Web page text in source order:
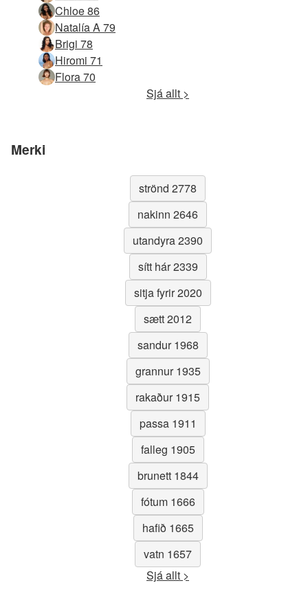
Chloe 86
Natalía A 79
Brigi 78
Hiromi 71
Flora 70
Sjá allt >
Merki
strönd 2778
nakinn 2646
utandyra 2390
sítt hár 2339
sitja fyrir 2020
sætt 2012
sandur 1968
grannur 1935
rakaður 1915
passa 1911
falleg 1905
brunett 1844
fótum 1666
hafið 1665
vatn 1657
Sjá allt >